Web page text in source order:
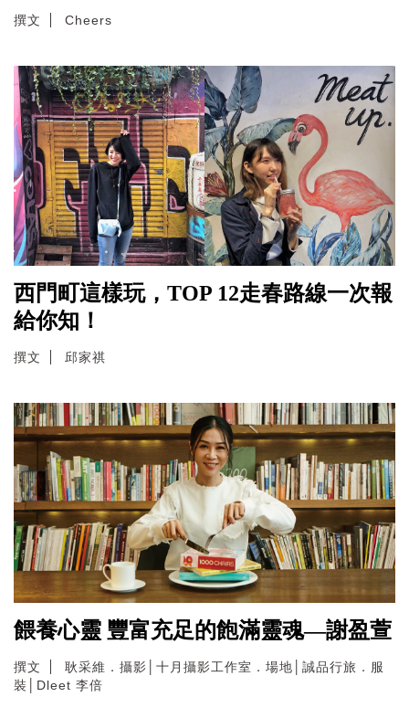
撰文 Cheers
西門町這樣玩，TOP 12走春路線一次報
給你知！
撰文 邱家祺
餵養心靈 豐富充足的飽滿靈魂—謝盈萱
撰文
耿采維．攝影│十月攝影工作室．場地│誠品行旅．服
裝│Dleet 李倍